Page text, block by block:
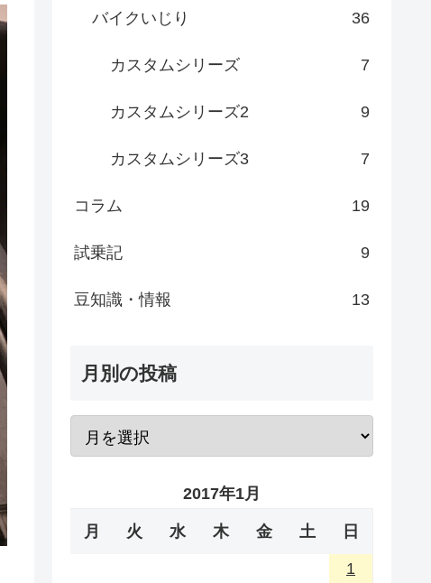
バイクいじり 36
カスタムシリーズ 7
カスタムシリーズ2 9
カスタムシリーズ3 7
コラム 19
試乗記 9
豆知識・情報 13
月別の投稿
2017年1月
月 火 水 木 金 土 日
1